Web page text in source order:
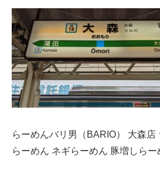
らーめんバリ男（BARIO） 大森店
らーめん ネギらーめん 豚増しら